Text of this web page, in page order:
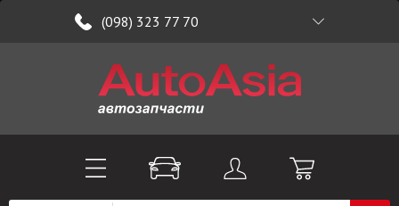
(098) 323 77 70